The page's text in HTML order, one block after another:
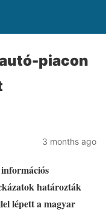
piacon
3 months ago
határozták
lépett a magyar